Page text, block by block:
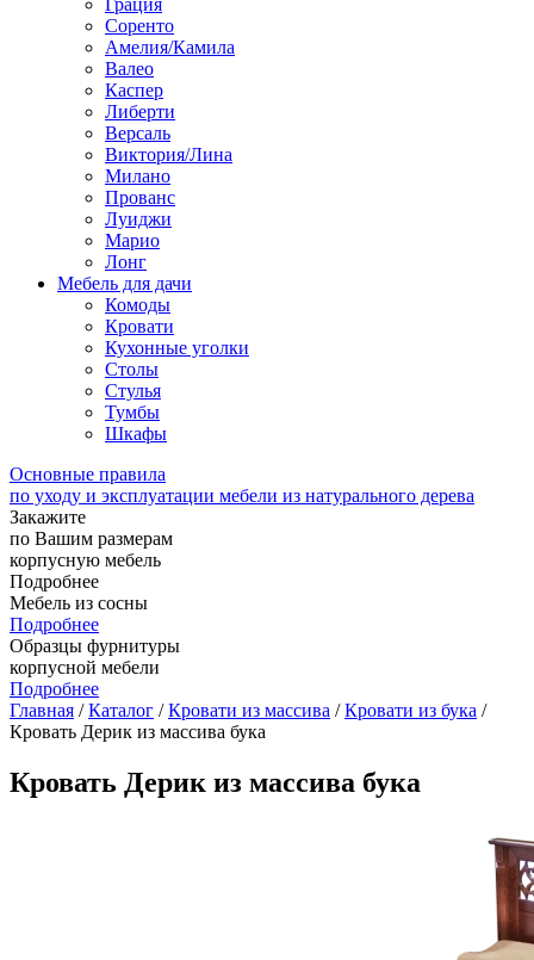
Грация
Соренто
Амелия/Камила
Валео
Каспер
Либерти
Версаль
Виктория/Лина
Милано
Прованс
Луиджи
Марио
Лонг
Мебель для дачи
Комоды
Кровати
Кухонные уголки
Столы
Стулья
Тумбы
Шкафы
Основные правила
по уходу и эксплуатации мебели из натурального дерева
Закажите
по Вашим размерам
корпусную мебель
Подробнее
Мебель из сосны
Подробнее
Образцы фурнитуры
корпусной мебели
Подробнее
Главная /Каталог /Кровати из массива /Кровати из бука /
Кровать Дерик из массива бука
Кровать Дерик из массива бука